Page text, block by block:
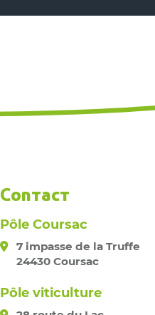
Contact
Pôle Coursac
7 impasse de la Truffe
24430 Coursac
Pôle viticulture